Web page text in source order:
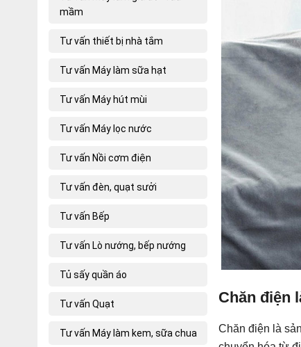
Chăn điện
Chăn điện là
mầm
Tư vấn thiết bị nhà tắm
Tư vấn Máy làm sữa hạt
Tư vấn Máy hút mùi
Tư vấn Máy lọc nước
Tư vấn Nồi cơm điện
Tư vấn đèn, quạt sưởi
Tư vấn Bếp
Tư vấn Lò nướng, bếp nướng
Tủ sấy quần áo
Tư vấn Quạt
Tư vấn Máy làm kem, sữa chua